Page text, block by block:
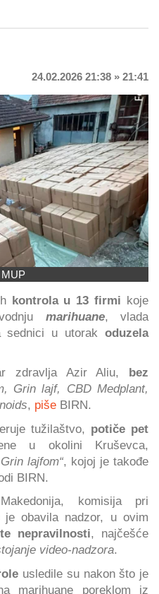
24.02.2026 21:38 » 21:41
kontrola u 13 firmi koje
marihuane, vlada
sednici u utorak oduzela
zdravlja Azir Aliu,
bez
Grin lajf, CBD Medplant,
, piše BIRN.
tužilaštvo, potiče pet
u okolini Kruševca,
lajfom“, kojoj je takođe
BIRN.
komisija pri
je obavila nadzor, u ovim
nepravilnosti, najčešće
video-nadzora.
usledile su nakon što je
marihuane poreklom iz